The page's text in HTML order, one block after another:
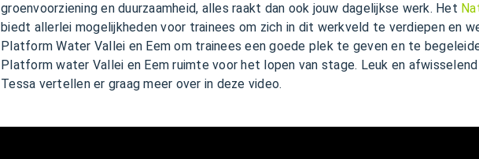
groenvoorziening en duurzaamheid, alles raakt dan ook jouw dagelijkse werk. Het
biedt allerlei mogelijkheden voor trainees om zich in dit werkveld te verdiepen en
Platform Water Vallei en Eem om trainees een goede plek te geven en te
Platform water Vallei en Eem ruimte voor het lopen van stage. Leuk en
Tessa vertellen er graag meer over in deze video.